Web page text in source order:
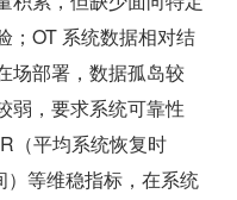
；OT 系统数据相对结
场部署，数据孤岛较
弱，要求系统可靠性
（平均系统恢复时
等维稳指标，在系统